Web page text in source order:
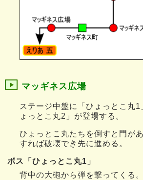
マッギネス広場
ステージ中盤に「ひょっとこ丸1
ょっとこ丸2」が登場する。
ひょっとこ丸たちを倒すと門が
すれば破壊でき先に進める。
ボス「ひょっとこ丸1」
背中の大砲から弾を撃ってくる